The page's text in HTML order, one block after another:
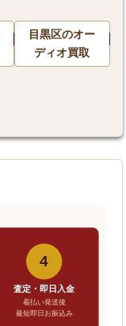
目黒区のオー
ディオ買取
4
査定・即日入金
着払い発送後
最短即日お振込み